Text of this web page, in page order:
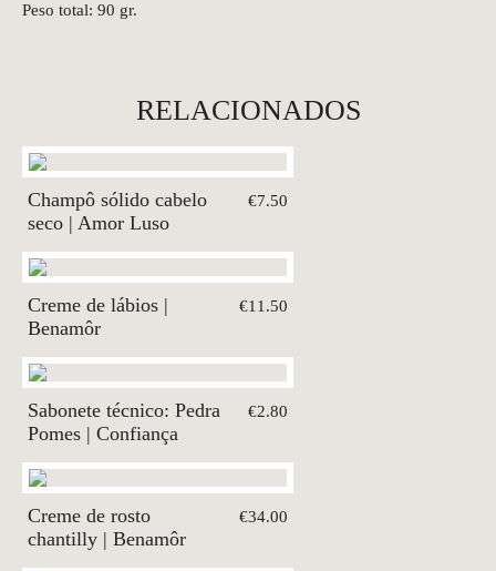
Peso total: 90 gr.
RELACIONADOS
Champô sólido cabelo
seco | Amor Luso
€7.50
Creme de lábios |
Benamôr
€11.50
Sabonete técnico: Pedra
Pomes | Confiança
€2.80
Creme de rosto
chantilly | Benamôr
€34.00